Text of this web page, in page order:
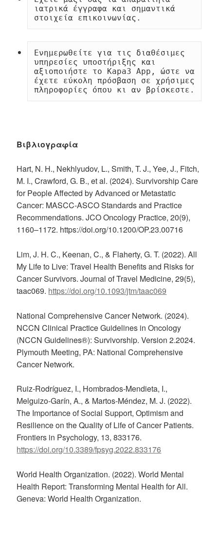
ιατρικά έγγραφα και σημαντικά
στοιχεία επικοινωνίας.
Ενημερωθείτε για τις διαθέσιμες
υπηρεσίες υποστήριξης και
αξιοποιήστε το Kapa3 App, ώστε να
έχετε εύκολη πρόσβαση σε χρήσιμες
πληροφορίες όπου κι αν βρίσκεστε.
Βιβλιογραφία
Hart, N. H., Nekhlyudov, L., Smith, T. J., Yee, J., Fitch,
M. I., Crawford, G. B., et al. (2024). Survivorship Care
for People Affected by Advanced or Metastatic
Cancer: MASCC-ASCO Standards and Practice
Recommendations. JCO Oncology Practice, 20(9),
1160–1172. https://doi.org/10.1200/OP.23.00716
Lim, J. H. C., Keenan, C., & Flaherty, G. T. (2022). All
My Life to Live: Travel Health Benefits and Risks for
Cancer Survivors. Journal of Travel Medicine, 29(5),
taac069. https://doi.org/10.1093/jtm/taac069
National Comprehensive Cancer Network. (2024).
NCCN Clinical Practice Guidelines in Oncology
(NCCN Guidelines®): Survivorship. Version 2.2024.
Plymouth Meeting, PA: National Comprehensive
Cancer Network.
Ruiz-Rodríguez, I., Hombrados-Mendieta, I.,
Melguizo-Garín, A., & Martos-Méndez, M. J. (2022).
The Importance of Social Support, Optimism and
Resilience on the Quality of Life of Cancer Patients.
Frontiers in Psychology, 13, 833176.
https://doi.org/10.3389/fpsyg.2022.833176
World Health Organization. (2022). World Mental
Health Report: Transforming Mental Health for All.
Geneva: World Health Organization.